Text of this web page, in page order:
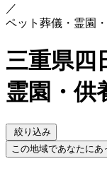
／
ペット葬儀・霊園
三重県四
霊園・供
絞り込み
この地域であなたに